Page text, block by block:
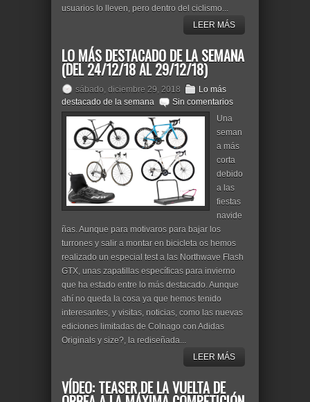
usuarios lo lleven, pero dentro del ciclismo...
LEER MÁS
LO MÁS DESTACADO DE LA SEMANA
(DEL 24/12/18 AL 29/12/18)
sábado, diciembre 29, 2018
Lo más
destacado de la semana
Sin comentarios
Una
seman
a más
corta
debido
a las
fiestas
navide
ñas. Aunque para motivaros para bajar los
turrones y salir a montar en bicicleta os hemos
realizado un especial test a las Northwave Flash
GTX, unas zapatillas específicas para invierno
que ha estado entre lo más destacado. Aunque
ahí no queda la cosa ya que hemos tenido
interesantes, y visitas, noticias, como las nuevas
ediciones limitadas de Colnago con Adidas
Originals y size?, la rediseñada...
LEER MÁS
VÍDEO: TEASER DE LA VUELTA DE